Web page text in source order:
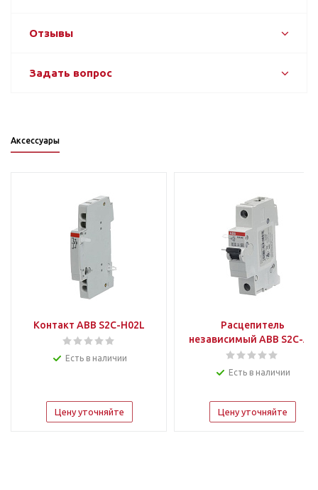
Отзывы
Задать вопрос
Аксессуары
Контакт ABB S2C-H02L
Есть в наличии
Цену уточняйте
Расцепитель
независимый ABB S2C-A2
Есть в наличии
Цену уточняйте